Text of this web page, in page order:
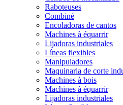
Raboteuses
Combiné
Encoladoras de cantos
Machines à équarrir
Lijadoras industriales
Líneas flexibles
Manipuladores
Maquinaria de corte
Machines à bois
Machines à équarrir
Lijadoras industriales